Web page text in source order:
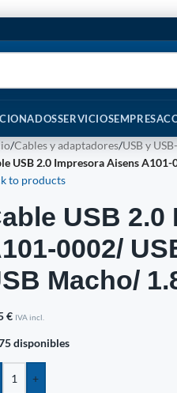
SERVICIOSEMPRESA
/Cables y adaptadores/USB y
USB 2.0 Impresora Aisens
to products
USB
0002/
Macho/
€ IVA incl.
disponibles
+